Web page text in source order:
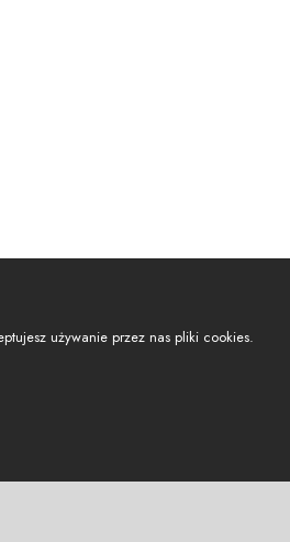
używanie przez nas pliki cookies.